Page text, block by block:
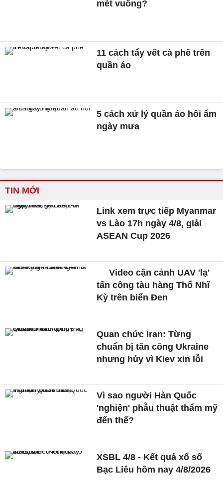
mét vuông?
11 cách tẩy vết cà phê trên
quần áo
5 cách xử lý quần áo hôi ẩm
ngày mưa
TIN MỚI
Link xem trực tiếp Myanmar
vs Lào 17h ngày 4/8, giải
ASEAN Cup 2026
Video cận cảnh UAV 'lạ'
tấn công tàu hàng Thổ Nhĩ
Kỳ trên biển Đen
Quan chức Iran: Từng
chuẩn bị tấn công Ukraine
nhưng hủy vì Kiev xin lỗi
Vì sao người Hàn Quốc
'nghiện' phẫu thuật thẩm mỹ
đến thế?
XSBL 4/8 - Kết quả xổ số
Bạc Liêu hôm nay 4/8/2026